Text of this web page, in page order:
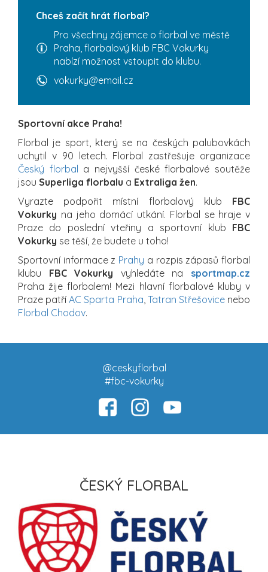
Chceš začít hrát florbal?
Pro všechny zájemce o florbal ve městě
Praha, florbalový klub FBC Vokurky
nabízí možnost vstoupit do klubu.
vokurky@email.cz
Sportovní akce Praha!
Florbal je sport, který se na českých palubovkách
uchytil v 90 letech. Florbal zastřešuje organizace
Český florbal a nejvyšší české florbalové soutěže
jsou Superliga florbalu a Extraliga žen.
Vyrazte podpořit místní florbalový klub FBC
Vokurky na jeho domácí utkání. Florbal se hraje v
Praze do poslední vteřiny a sportovní klub FBC
Vokurky se těší, že budete u toho!
Sportovní informace z Prahy a rozpis zápasů florbal
klubu FBC Vokurky vyhledáte na sportmap.cz
Praha žije florbalem! Mezi hlavní florbalové kluby v
Praze patříAC Sparta Praha Tatran Střešovicenebo
Florbal Chodov.
@ceskyflorbal
#fbc-vokurky
ČESKÝ FLORBAL